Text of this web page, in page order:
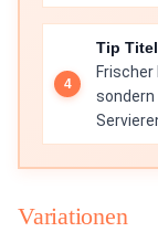
Tip
sondern
Variationen